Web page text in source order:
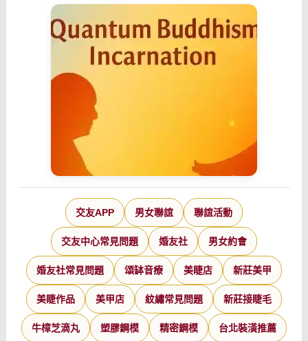
交友APP 男女聯誼 聯誼活動
交友中心常見問題 婚友社 男女約會
婚友社常見問題 頌缽音療 美睫店 新莊美甲
美睫作品 美甲店 紋繡常見問題 新莊接睫毛
牛樟芝滴丸 塑膠鋼模 精密鋼模 台北裝潢推薦